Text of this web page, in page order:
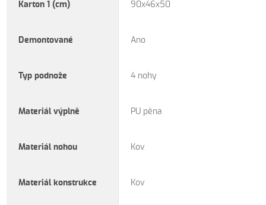
Karton 1 (cm) 90x46x50
Demontované Ano
Typ podnože 4 nohy
Materiál výplně PU pěna
Materiál nohou Kov
Materiál konstrukce Kov